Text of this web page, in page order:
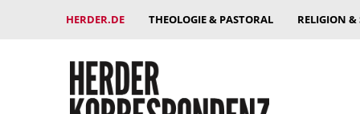
HERDER.DE THEOLOGIE & PASTORAL RELIGION